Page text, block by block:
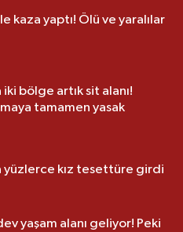
kaza yaptı! Ölü ve yaralılar
bölge artık sit alanı!
tamamen yasak
yüzlerce kız tesettüre girdi
yaşam alanı geliyor! Peki